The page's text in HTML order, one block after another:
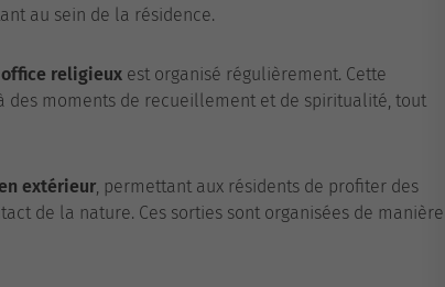
au sein de la résidence.
office religieux est organisé régulièrement. Cette
moments de recueillement et de spiritualité, tout
extérieur, permettant aux résidents de profiter des
de la nature. Ces sorties sont organisées de manière